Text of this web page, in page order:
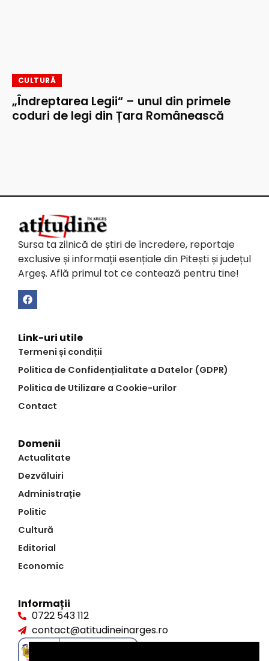
CULTURĂ
„Îndreptarea Legii“ – unul din primele
coduri de legi din Țara Românească
Sursa ta zilnică de știri de încredere, reportaje
exclusive și informații esențiale din Pitești și județul
Argeș. Află primul tot ce contează pentru tine!
Link-uri utile
Termeni și condiții
Politica de Confidențialitate a Datelor (GDPR)
Politica de Utilizare a Cookie-urilor
Contact
Domenii
Actualitate
Dezvăluiri
Administrație
Politic
Cultură
Editorial
Economic
Informații
0722 543 112
contact@atitudineinarges.ro